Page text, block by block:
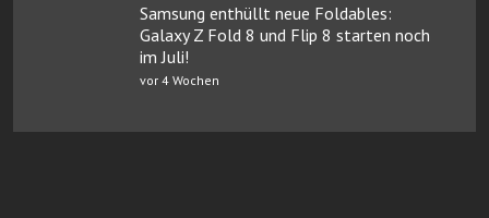
Samsung enthüllt neue Foldables:
Galaxy Z Fold 8 und Flip 8 starten noch
im Juli!
vor 4 Wochen